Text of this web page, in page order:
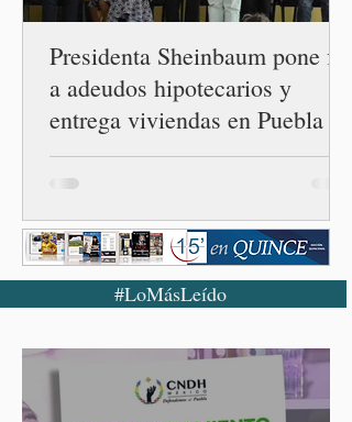
diplomáticas con el mu
Presidenta Sheinbaum pone fin
a adeudos hipotecarios y
entrega viviendas en Puebla
#LoMásLeído